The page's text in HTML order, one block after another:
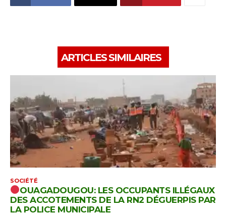
ARTICLES SIMILAIRES
SOCIÉTÉ
OUAGADOUGOU: LES OCCUPANTS ILLÉGAUX
DES ACCOTEMENTS DE LA RN2 DÉGUERPIS PAR
LA POLICE MUNICIPALE